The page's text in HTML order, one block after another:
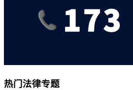
热门法律专题